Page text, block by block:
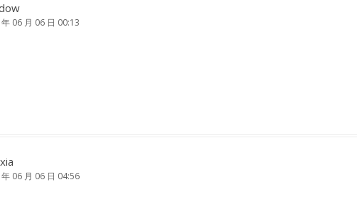
06 月 06 日 00:13
06 月 06 日 04:56